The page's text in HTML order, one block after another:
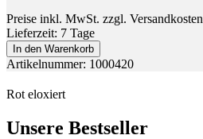
Preise inkl. MwSt. zzgl. Versandkosten
Lieferzeit: 7 Tage
In den Warenkorb
Artikelnummer: 1000420
Rot eloxiert
Unsere Bestseller